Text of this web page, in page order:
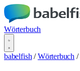
Wörterbuch
babelfish / Wörterbuch /